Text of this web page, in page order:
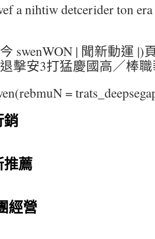
a nihtiw detcerider ton
swenWON | 聞新動運 |)
擊安3打猛慶國高／棒
=
銷
薦
經營